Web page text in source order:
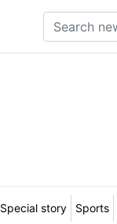
Special story Sports